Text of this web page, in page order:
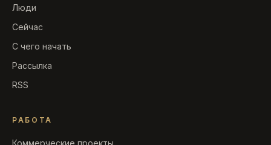
Люди
Сейчас
С чего начать
Рассылка
RSS
РАБОТА
Коммерческие проекты